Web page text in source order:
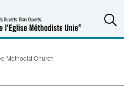
Methodist Church